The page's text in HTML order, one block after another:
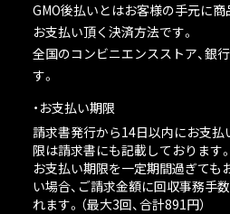
GMO後払いとはお客様の手元に
お支払い頂く決済方法です。
全国のコンビニエンスストア、銀
す。
お支払い期限
請求書発行から14日以内にお支払
限は請求書にも記載しております。
お支払い期限を一定期間過ぎても
い場合、ご請求金額に回収事務手
れます。（最大3回、合計891円）